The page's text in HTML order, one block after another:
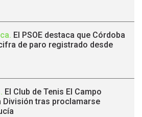
. El PSOE destaca que Córdoba
de paro registrado desde
. El Club de Tenis El Campo
División tras proclamarse